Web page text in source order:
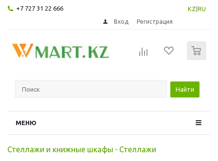
+7 727 31 22 666 KZ RU
Вход Регистрация
Найти
МЕНЮ
Стеллажи и книжные шкафы - Стеллажи